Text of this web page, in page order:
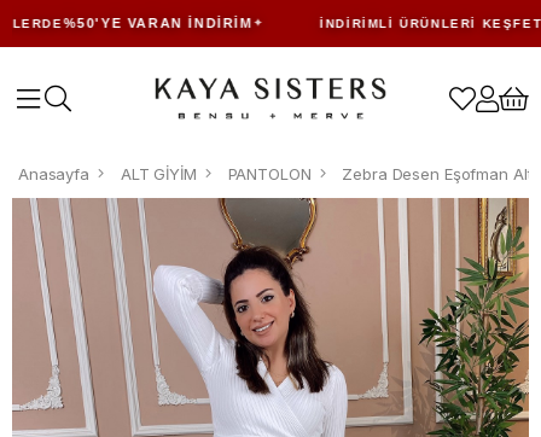
%50'YE VARAN İNDIRIM İNDIRIMLI ÜRÜNLERI KEŞFET
Anasayfa ALT GİYİM PANTOLON Zebra Desen Eşofman Altı